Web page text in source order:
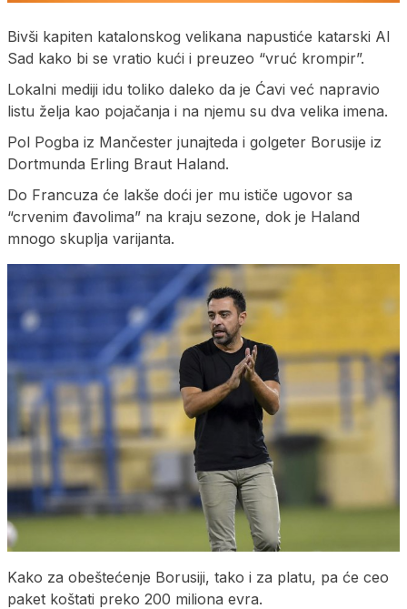
Bivši kapiten katalonskog velikana napustiće katarski Al
Sad kako bi se vratio kući i preuzeo “vruć krompir”.
Lokalni mediji idu toliko daleko da je Ćavi već napravio
listu želja kao pojačanja i na njemu su dva velika imena.
Pol Pogba iz Mančester junajteda i golgeter Borusije iz
Dortmunda Erling Braut Haland.
Do Francuza će lakše doći jer mu ističe ugovor sa
“crvenim đavolima” na kraju sezone, dok je Haland
mnogo skuplja varijanta.
Kako za obeštećenje Borusiji, tako i za platu, pa će ceo
paket koštati preko 200 miliona evra.